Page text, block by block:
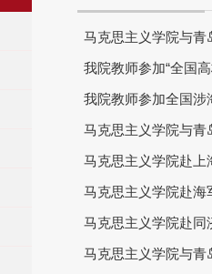
马克思主义学院与青
我院教师参加“全国
我院教师参加全国涉
马克思主义学院与青
马克思主义学院赴上
马克思主义学院赴海
马克思主义学院赴同
马克思主义学院与青